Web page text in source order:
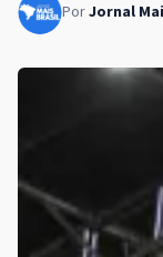
PorJornal